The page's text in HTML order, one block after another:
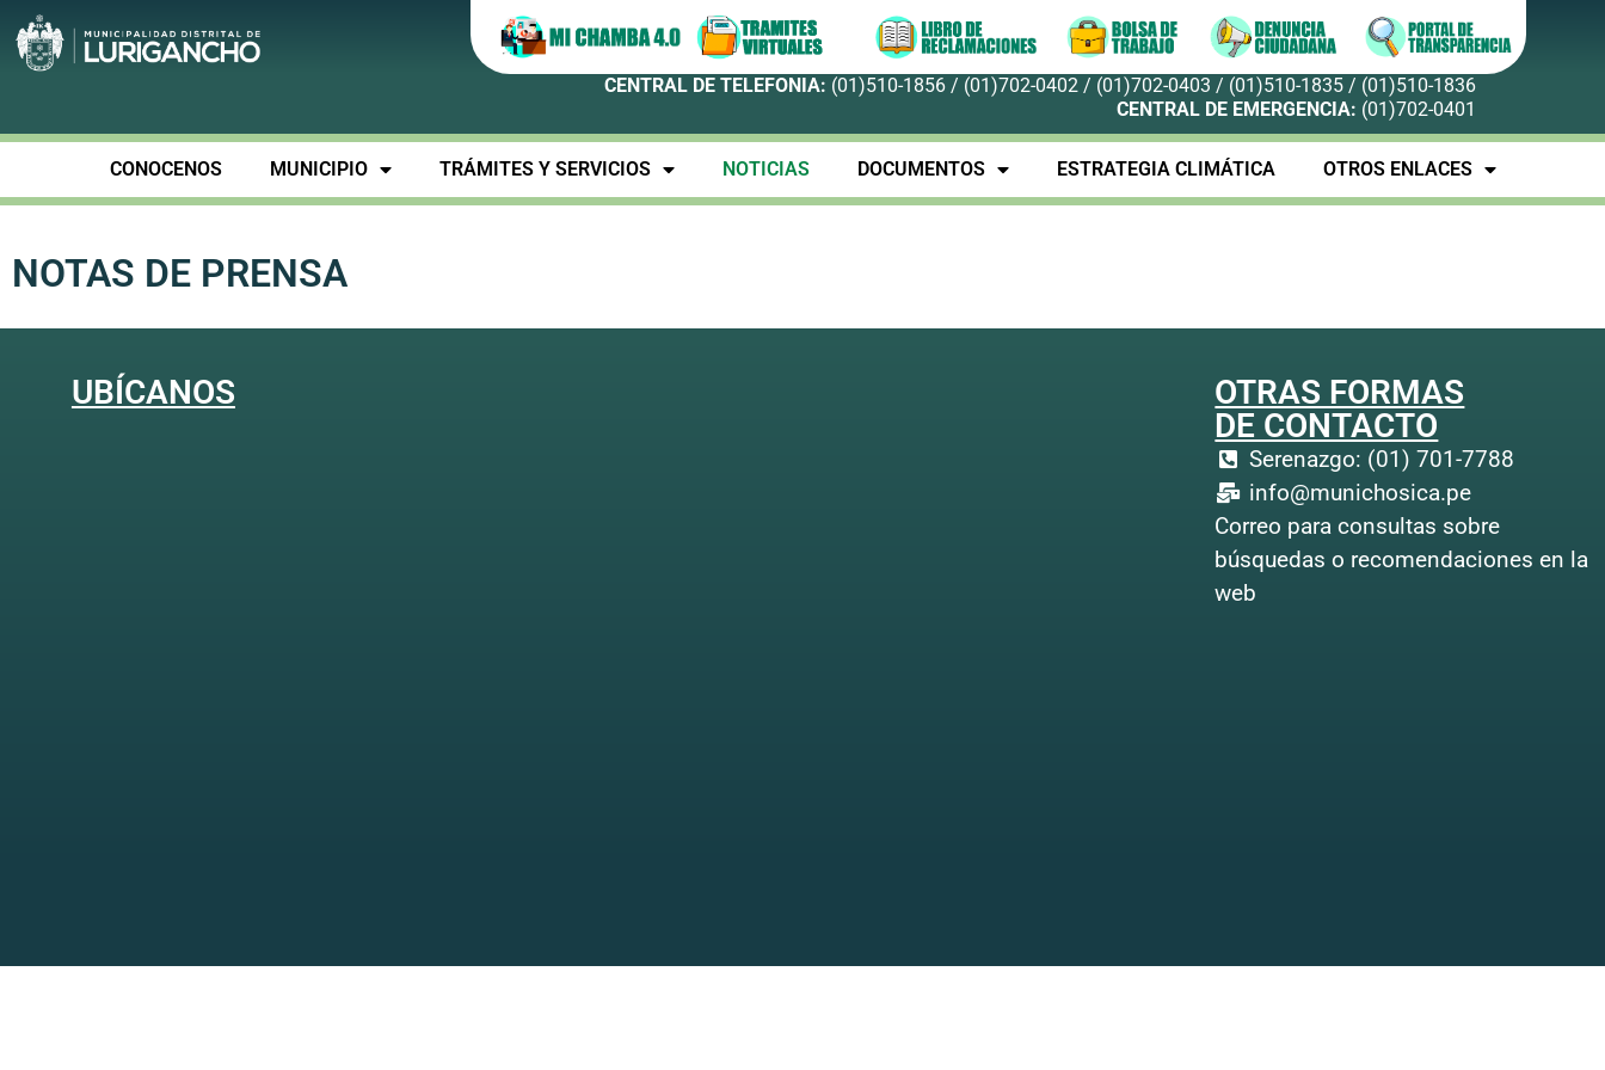
CENTRAL DE TELEFONIA: (01)510-1856 / (01)702-0402 / (01)702-0403 / (01)510-1835 / (01)510-1836
CENTRAL DE EMERGENCIA: (01)702-0401
CONOCENOS MUNICIPIO TRÁMITES Y SERVICIOS NOTICIAS DOCUMENTOS ESTRATEGIA CLIMÁTICA OTROS ENLACES
NOTAS DE PRENSA
UBÍCANOS
OTRAS FORMAS
DE CONTACTO
Serenazgo: (01) 701-7788
info@munichosica.pe
Correo para consultas sobre
búsquedas o recomendaciones en la
web